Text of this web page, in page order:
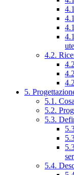
4.2.
5.
5.1.
5.2.
5.3.
5.4.